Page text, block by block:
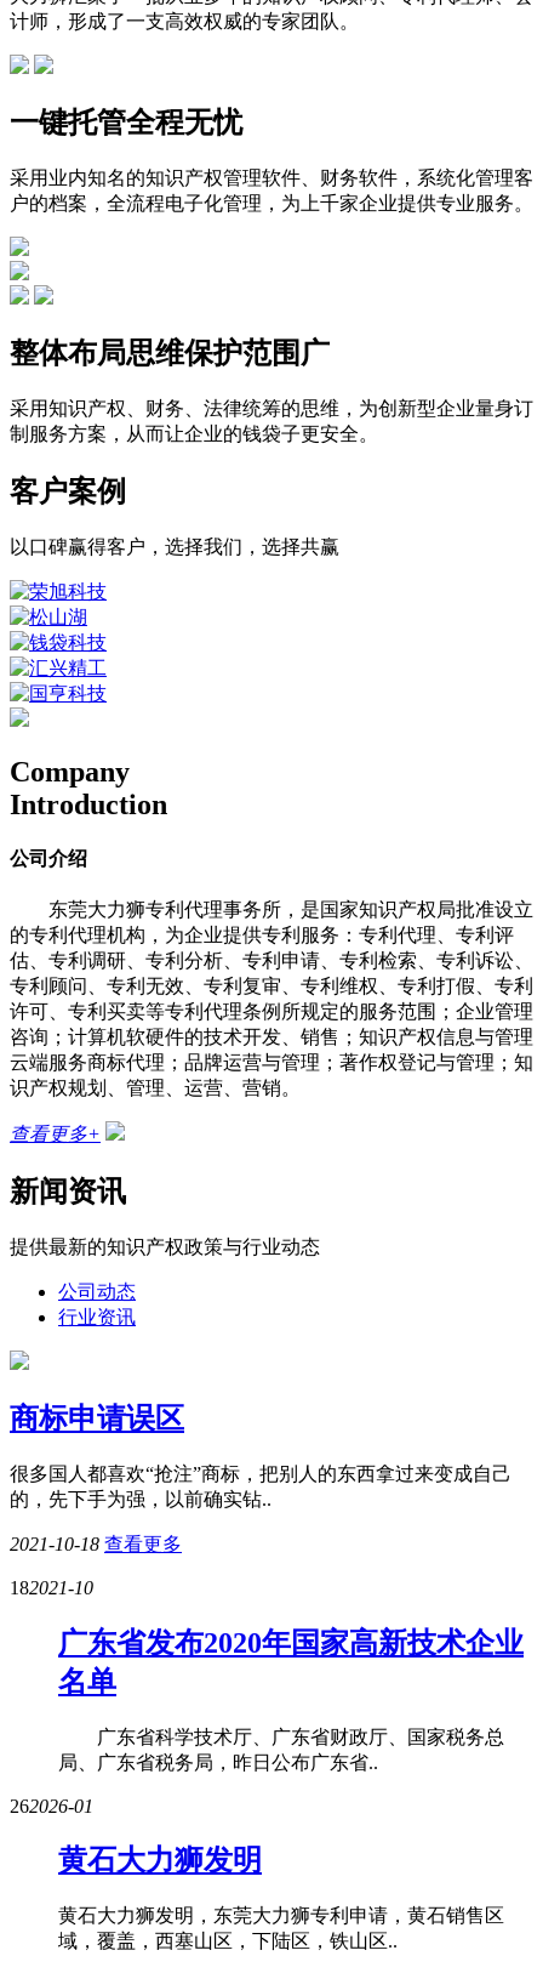
计师，形成了一支高效权威的专家团队。
一键托管全程无忧
采用业内知名的知识产权管理软件、财务软件，系统化管理客
户的档案，全流程电子化管理，为上千家企业提供专业服务。
整体布局思维保护范围广
采用知识产权、财务、法律统筹的思维，为创新型企业量身订
制服务方案，从而让企业的钱袋子更安全。
客户案例
以口碑赢得客户，选择我们，选择共赢
Company
Introduction
公司介绍
东莞大力狮专利代理事务所，是国家知识产权局批准设立
的专利代理机构，为企业提供专利服务：专利代理、专利评
估、专利调研、专利分析、专利申请、专利检索、专利诉讼、
专利顾问、专利无效、专利复审、专利维权、专利打假、专利
许可、专利买卖等专利代理条例所规定的服务范围；企业管理
咨询；计算机软硬件的技术开发、销售；知识产权信息与管理
云端服务商标代理；品牌运营与管理；著作权登记与管理；知
识产权规划、管理、运营、营销。
查看更多+
新闻资讯
提供最新的知识产权政策与行业动态
公司动态
行业资讯
商标申请误区
很多国人都喜欢“抢注”商标，把别人的东西拿过来变成自己
的，先下手为强，以前确实钻..
2021-10-18 查看更多
182021-10
广东省发布2020年国家高新技术企业
名单
​广东省科学技术厅、广东省财政厅、国家税务总
局、广东省税务局，昨日公布广东省..
262026-01
黄石大力狮发明
黄石大力狮发明，东莞大力狮专利申请，黄石销售区
域，覆盖，西塞山区，下陆区，铁山区..